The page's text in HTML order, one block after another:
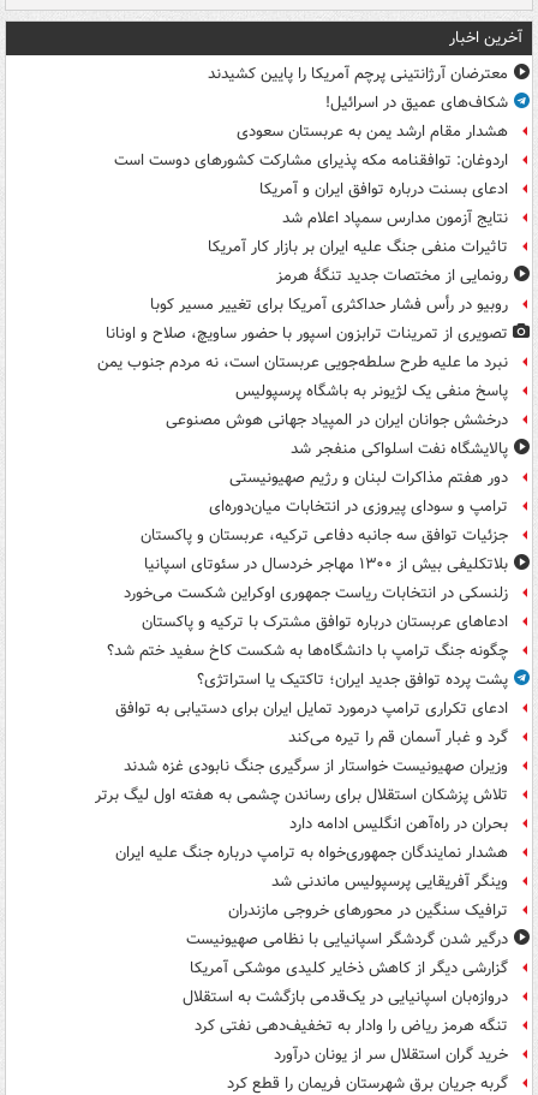
آخرین اخبار
معترضان آرژانتینی پرچم آمریکا را پایین کشیدند
شکاف‌های عمیق در اسرائیل!
هشدار مقام ارشد یمن به عربستان سعودی
اردوغان: توافقنامه مکه پذیرای مشارکت کشورهای دوست است
ادعای بسنت درباره توافق ایران و آمریکا
نتایج آزمون مدارس سمپاد اعلام شد
تاثیرات منفی جنگ علیه ایران بر بازار کار آمریکا
رونمایی از مختصات جدید تنگۀ هرمز
روبیو در رأس فشار حداکثری آمریکا برای تغییر مسیر کوبا
تصویری از تمرینات ترابزون اسپور با حضور ساویچ، صلاح و اونانا
نبرد ما علیه طرح سلطه‌جویی عربستان است، نه مردم جنوب یمن
پاسخ منفی یک لژیونر به باشگاه پرسپولیس
درخشش جوانان ایران در المپیاد جهانی هوش مصنوعی
پالایشگاه نفت اسلواکی منفجر شد
دور هفتم مذاکرات لبنان و رژیم صهیونیستی
ترامپ و سودای پیروزی در انتخابات میان‌دوره‌ای
جزئیات توافق سه جانبه دفاعی ترکیه، عربستان و پاکستان
بلاتکلیفی بیش از ۱۳۰۰ مهاجر خردسال در سئوتای اسپانیا
زلنسکی در انتخابات ریاست جمهوری اوکراین شکست می‌خورد
ادعاهای عربستان درباره توافق مشترک با ترکیه و پاکستان
چگونه جنگ ترامپ با دانشگاه‌ها به شکست کاخ سفید ختم شد؟
پشت پرده توافق جدید ایران؛ تاکتیک یا استراتژی؟
ادعای تکراری ترامپ درمورد تمایل ایران برای دستیابی به توافق
گرد و غبار آسمان قم را تیره می‌کند
وزیران صهیونیست خواستار از سرگیری جنگ نابودی غزه شدند
تلاش پزشکان استقلال برای رساندن چشمی به هفته اول لیگ برتر
بحران در راه‌آهن انگلیس ادامه دارد
هشدار نمایندگان جمهوری‌خواه به ترامپ درباره جنگ علیه ایران
وینگر آفریقایی پرسپولیس ماندنی شد
ترافیک سنگین در محورهای خروجی مازندران
درگیر شدن گردشگر اسپانیایی با نظامی صهیونیست
گزارشی دیگر از کاهش ذخایر کلیدی موشکی آمریکا
دروازه‌بان اسپانیایی در یک‌قدمی بازگشت به استقلال
تنگه هرمز ریاض را وادار به تخفیف‌دهی نفتی کرد
خرید گران استقلال سر از یونان درآورد
گربه جریان برق شهرستان فریمان را قطع کرد